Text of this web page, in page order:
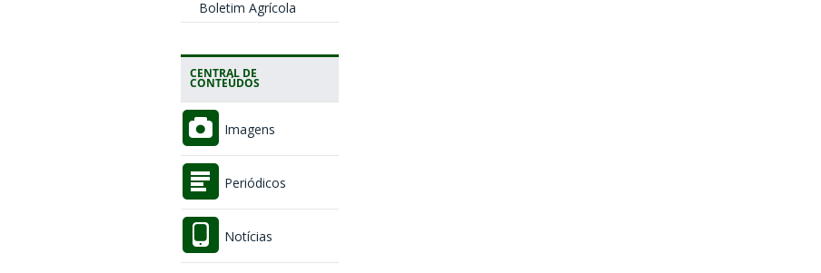
Boletim Agrícola
CENTRAL DE
CONTEÚDOS
Imagens
Periódicos
Notícias